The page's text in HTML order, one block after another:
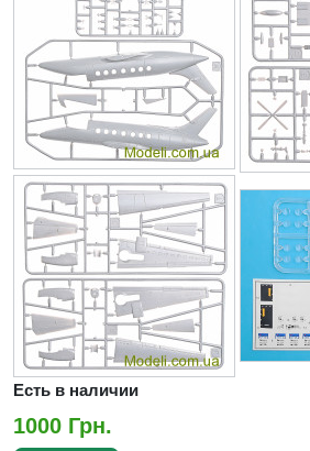
Есть в наличии
1000 Грн.